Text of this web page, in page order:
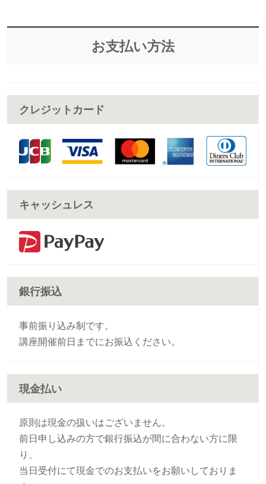
お支払い方法
クレジットカード
キャッシュレス
銀行振込
事前振り込み制です。
講座開催前日までにお振込ください。
現金払い
原則は現金の扱いはございません。
前日申し込みの方で銀行振込が間に合わない方に限
り、
当日受付にて現金でのお支払いをお願いしておりま